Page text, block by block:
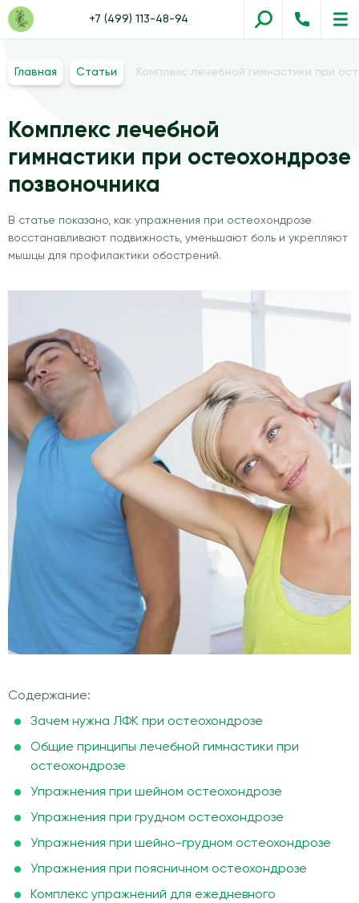
+7 (499) 113-48-94
Главная Статьи Комплекс лечебной гимнастики при
Комплекс лечебной
гимнастики при остеохондрозе
позвоночника
В статье показано, как упражнения при остеохондрозе
восстанавливают подвижность, уменьшают боль и укрепляют
мышцы для профилактики обострений.
Содержание:
Зачем нужна ЛФК при остеохондрозе
Общие принципы лечебной гимнастики при
остеохондрозе
Упражнения при шейном остеохондрозе
Упражнения при грудном остеохондрозе
Упражнения при шейно-грудном остеохондрозе
Упражнения при поясничном остеохондрозе
Комплекс упражнений для ежедневного